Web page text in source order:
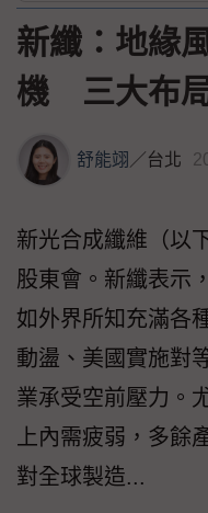
新纖：地緣
機 三大布
舒能翊 ／台北
新光合成纖維（以
股東會。新纖表示
如外界所知充滿各
動盪、美國實施對
業承受空前壓力。
上內需疲弱，多餘
對全球製造...